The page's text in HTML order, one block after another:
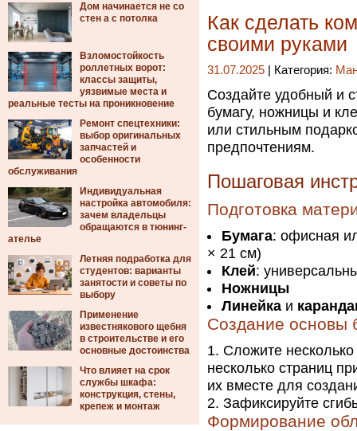
Дом начинается не со
стен а с потолка
Взломостойкость
роллетных ворот:
классы защиты,
уязвимые места и
реальные тесты на проникновение
Ремонт спецтехники:
выбор оригинальных
запчастей и
особенности
обслуживания
Индивидуальная
настройка автомобиля:
зачем владельцы
обращаются в тюнинг-
ателье
Летняя подработка для
студентов: варианты
занятости и советы по
выбору
Применение
известнякового щебня
в строительстве и его
основные достоинства
Что влияет на срок
службы шкафа:
конструкция, стены,
крепеж и монтаж
Как сделать
своими руками
31.07.2025 | Категория:
Создайте удобный и
бумагу, ножницы и
или стильным
предпочтениям.
Пошаговая
Подготовка
Бумага: офисная
× 21 см)
Клей:
Ножницы
Линейка и
Создание основы
Сложите
несколько страниц
их вместе для
Зафиксируйте
Формирование